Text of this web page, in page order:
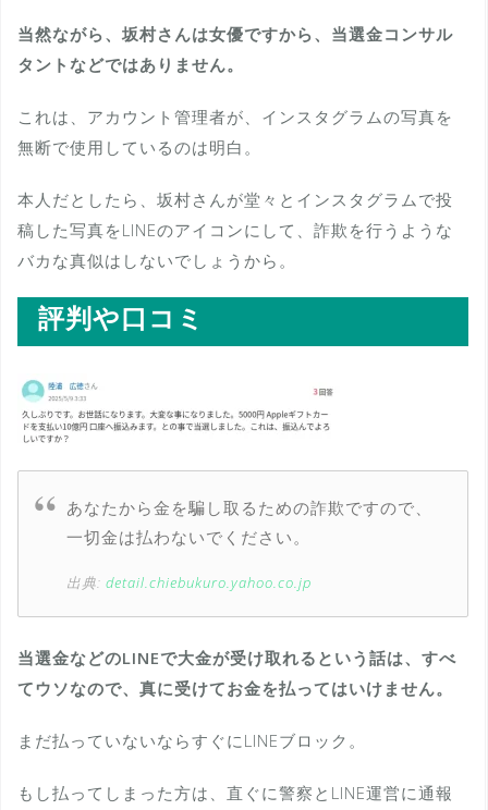
当然ながら、坂村さんは女優ですから、当選金コンサル
タントなどではありません。
これは、アカウント管理者が、インスタグラムの写真を
無断で使用しているのは明白。
本人だとしたら、坂村さんが堂々とインスタグラムで投
稿した写真をLINEのアイコンにして、詐欺を行うような
バカな真似はしないでしょうから。
評判や口コミ
あなたから金を騙し取るための詐欺ですので、
一切金は払わないでください。
出典: detail.chiebukuro.yahoo.co.jp
当選金などのLINEで大金が受け取れるという話は、すべ
てウソなので、真に受けてお金を払ってはいけません。
まだ払っていないならすぐにLINEブロック。
もし払ってしまった方は、直ぐに警察とLINE運営に通報